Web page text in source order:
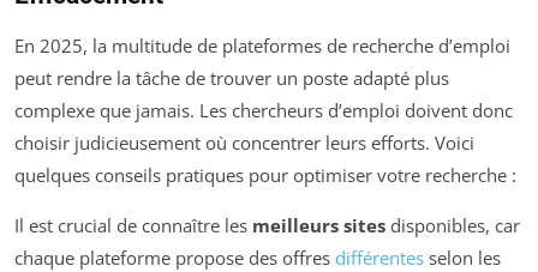
En 2025, la multitude de plateformes de recherche d’emploi
peut rendre la tâche de trouver un poste adapté plus
complexe que jamais. Les chercheurs d’emploi doivent donc
choisir judicieusement où concentrer leurs efforts. Voici
quelques conseils pratiques pour optimiser votre recherche :
Il est crucial de connaître les meilleurs sites disponibles, car
chaque plateforme propose des offres différentes selon les